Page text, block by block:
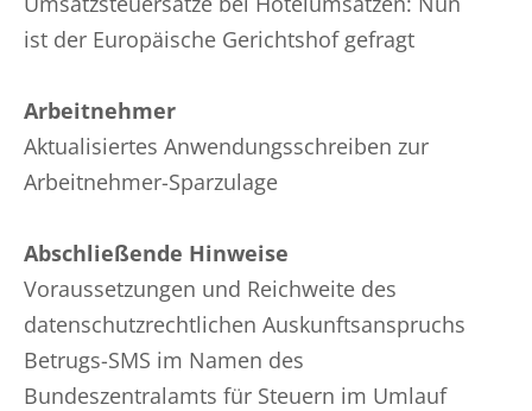
ist der Europäische Gerichtshof gefragt
Arbeitnehmer
Aktualisiertes Anwendungsschreiben zur
Arbeitnehmer-Sparzulage
Abschließende Hinweise
Voraussetzungen und Reichweite des
datenschutzrechtlichen Auskunftsanspruchs
Betrugs-SMS im Namen des
Bundeszentralamts für Steuern im Umlauf